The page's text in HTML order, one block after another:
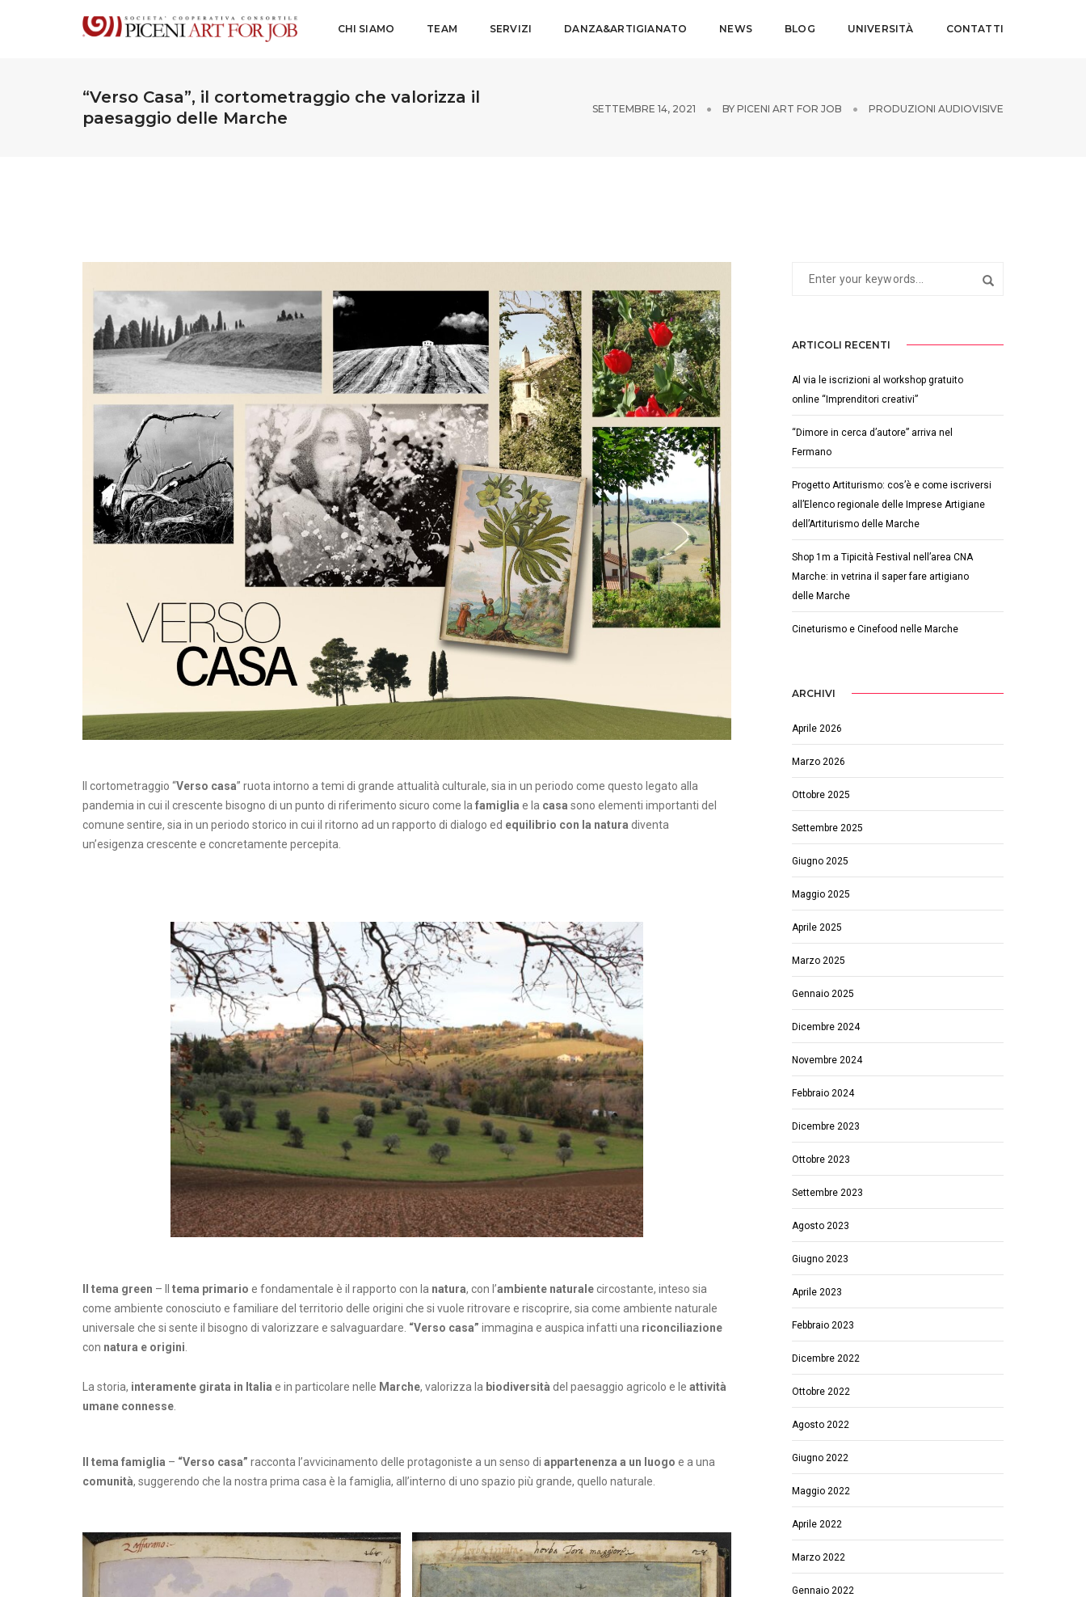
CHI SIAMO TEAM SERVIZI DANZA&ARTIGIANATO NEWS BLOG UNIVERSITÀ CONTATTI
“Verso Casa”, il cortometraggio che valorizza il
paesaggio delle Marche
SETTEMBRE 14, 2021 BY PICENI ART FOR JOB PRODUZIONI AUDIOVISIVE
Il cortometraggio “Verso casa” ruota intorno a temi di grande attualità culturale, sia in un periodo come questo legato alla
pandemia in cui il crescente bisogno di un punto di riferimento sicuro come lafamiglia e la casa sono elementi importanti del
comune sentire, sia in un periodo storico in cui il ritorno ad un rapporto di dialogo ed equilibrio con la natura diventa
un’esigenza crescente e concretamente percepita.
Il tema green – Il tema primario e fondamentale è il rapporto con la natura, con l’ambiente naturalecircostante, inteso sia
come ambiente conosciuto e familiare del territorio delle origini che si vuole ritrovare e riscoprire, sia come ambiente naturale
universale che si sente il bisogno di valorizzare e salvaguardare. “Verso casa” immagina e auspica infatti una riconciliazione
con natura e origini.
La storia, interamente girata in Italia e in particolare nelle Marche, valorizza la biodiversità del paesaggio agricolo e le attività
umane connesse.
Il tema famiglia – “Verso casa” racconta l’avvicinamento delle protagoniste a un senso di appartenenza a un luogo e a una
comunità, suggerendo che la nostra prima casa è la famiglia, all’interno di uno spazio più grande, quello naturale.
ARTICOLI RECENTI
Al via le iscrizioni al workshop gratuito
online “Imprenditori creativi”
“Dimore in cerca d’autore” arriva nel
Fermano
Progetto Artiturismo: cos’è e come iscriversi
all’Elenco regionale delle Imprese Artigiane
dell’Artiturismo delle Marche
Shop 1m a Tipicità Festival nell’area CNA
Marche: in vetrina il saper fare artigiano
delle Marche
Cineturismo e Cinefood nelle Marche
ARCHIVI
Aprile 2026
Marzo 2026
Ottobre 2025
Settembre 2025
Giugno 2025
Maggio 2025
Aprile 2025
Marzo 2025
Gennaio 2025
Dicembre 2024
Novembre 2024
Febbraio 2024
Dicembre 2023
Ottobre 2023
Settembre 2023
Agosto 2023
Giugno 2023
Aprile 2023
Febbraio 2023
Dicembre 2022
Ottobre 2022
Agosto 2022
Giugno 2022
Maggio 2022
Aprile 2022
Marzo 2022
Gennaio 2022